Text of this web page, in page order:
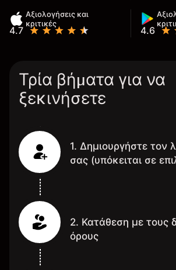
Αξιολογήσεις και
κριτικές
4.7 4.6
Τρία βήματα για να
ξεκινήσετε
1. Δημιουργήστε τον
σας (υπόκειται σε
2. Κατάθεση με τους
όρους